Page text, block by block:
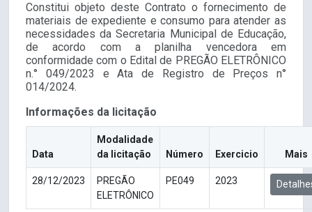
Constitui objeto deste Contrato o fornecimento de
materiais de expediente e consumo para atender as
necessidades da Secretaria Municipal de Educação,
de acordo com a planilha vencedora em
conformidade com o Edital de PREGÃO ELETRÔNICO
n.° 049/2023 e Ata de Registro de Preços n°
014/2024.
Informações da licitação
Data
Modalidade
da licitação
Número Exercicio Mais
28/12/2023
PREGÃO
ELETRÔNICO
PE049 2023